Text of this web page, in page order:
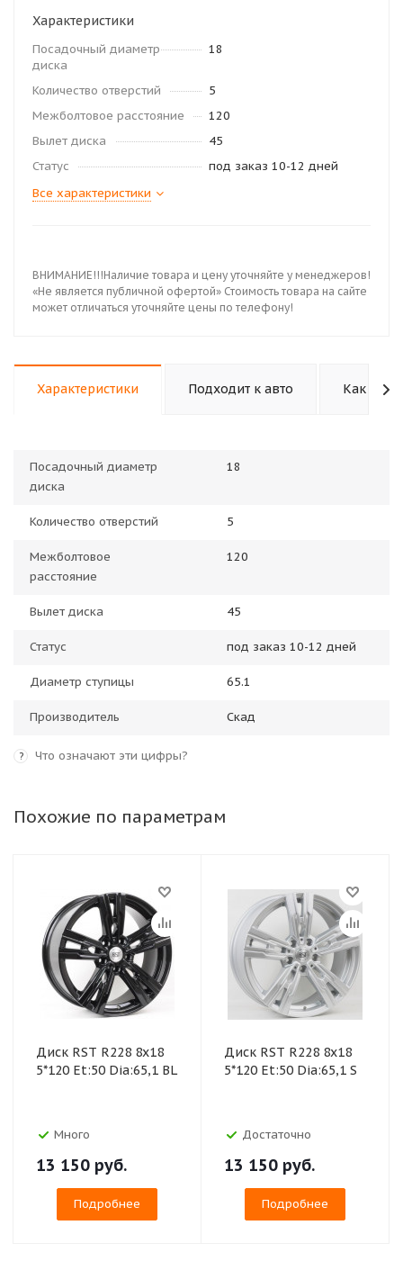
Характеристики
Посадочный диаметр
диска
18
Количество отверстий
5
Межболтовое расстояние
120
Вылет диска
45
Статус
под заказ 10-12 дней
Все характеристики
ВНИМАНИЕ!!!Наличие товара и цену уточняйте у менеджеров!
«Не является публичной офертой» Стоимость товара на сайте
может отличаться уточняйте цены по телефону!
Характеристики Подходит к авто Как
Посадочный диаметр
диска
18
Количество отверстий 5
Межболтовое
расстояние
120
Вылет диска 45
Статус под заказ 10-12 дней
Диаметр ступицы 65.1
Производитель Скад
? Что означают эти цифры?
Похожие по параметрам
Диск RST R228 8x18
5*120 Et:50 Dia:65,1 BL
Много
13 150 руб.
Подробнее
Диск RST R228 8x18
5*120 Et:50 Dia:65,1 S
Достаточно
13 150 руб.
Подробнее